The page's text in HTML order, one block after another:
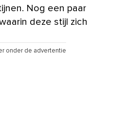
Nog een paar
deze stijl zich
onder de advertentie